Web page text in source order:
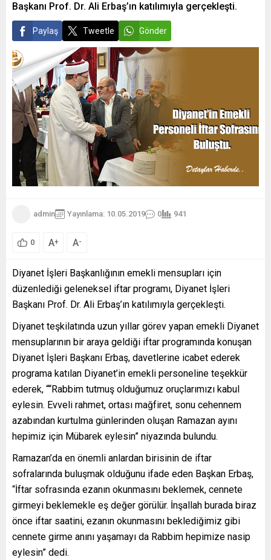
Başkanı Prof. Dr. Ali Erbaş’ın katılımıyla gerçekleşti.
Paylaş Tweetle Gönder
admin Yayınlama: 10.05.2019 0 941
0 A+ A-
Diyanet İşleri Başkanlığının emekli mensupları için
düzenlediği geleneksel iftar programı, Diyanet İşleri
Başkanı Prof. Dr. Ali Erbaş’ın katılımıyla gerçekleşti.
Diyanet teşkilatında uzun yıllar görev yapan emekli Diyanet
mensuplarının bir araya geldiği iftar programında konuşan
Diyanet İşleri Başkanı Erbaş, davetlerine icabet ederek
programa katılan Diyanet’in emekli personeline teşekkür
ederek, ““Rabbim tutmuş olduğumuz oruçlarımızı kabul
eylesin. Evveli rahmet, ortası mağfiret, sonu cehennem
azabından kurtulma günlerinden oluşan Ramazan ayını
hepimiz için Mübarek eylesin” niyazında bulundu.
Ramazan’da en önemli anlardan birisinin de iftar
sofralarında buluşmak olduğunu ifade eden Başkan Erbaş,
“İftar sofrasında ezanın okunmasını beklemek, cennete
girmeyi beklemekle eş değer görülür. İnşallah burada biraz
önce iftar saatini, ezanın okunmasını beklediğimiz gibi
cennete girme anını yaşamayı da Rabbim hepimize nasip
eylesin” dedi.